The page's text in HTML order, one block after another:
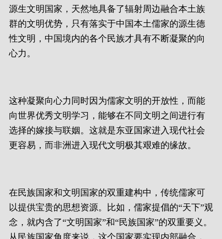
源生文明国家，天然地具备了辐射周边融合本土族
群的文明优势，只有落实于中国本土儒家的源生德
性文明，中国境内的各个民族才具有不断凝聚的向
心力。
这种凝聚向心力同时因为儒家文明的开放性，而能
向世界优秀文明学习，能够在不同文明之间进行有
选择的嫁接与联姻。这就是东亚国家进入现代社会
更容易，而非洲进入现代文明极其艰难的缘故。
在民族国家和文明国家的双重建构中，传统儒家可
以提供宝贵的思想资源。比如，儒家提倡的“天下”观
念，就内含了“文明国家”和“民族国家”的双重要义。